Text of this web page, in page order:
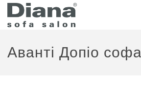
Аванті Допіо софа